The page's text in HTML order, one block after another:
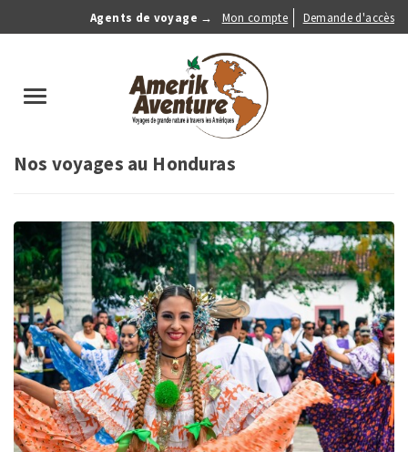
Agents de voyage →
Anonymous
Menu
Mon compte Demande d'accès
Toggle
Nos voyages au Honduras